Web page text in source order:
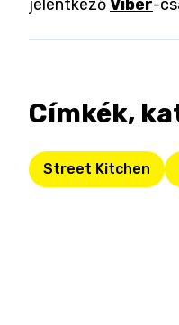
jelentkezőViber-
Címkék,
Street Kitchen